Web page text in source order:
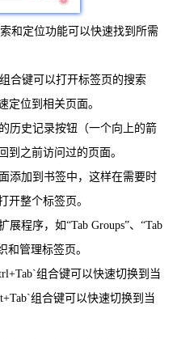
和定位功能可以快速找到所需
合键可以打开标签页的搜索
定位到相关页面。
历史记录按钮（一个向上的箭
到之前访问过的页面。
添加到书签中，这样在需要时
开整个标签页。
展程序，如“Tab Groups”、“Tab
和管理标签页。
组合键可以快速切换到当
组合键可以快速切换到当